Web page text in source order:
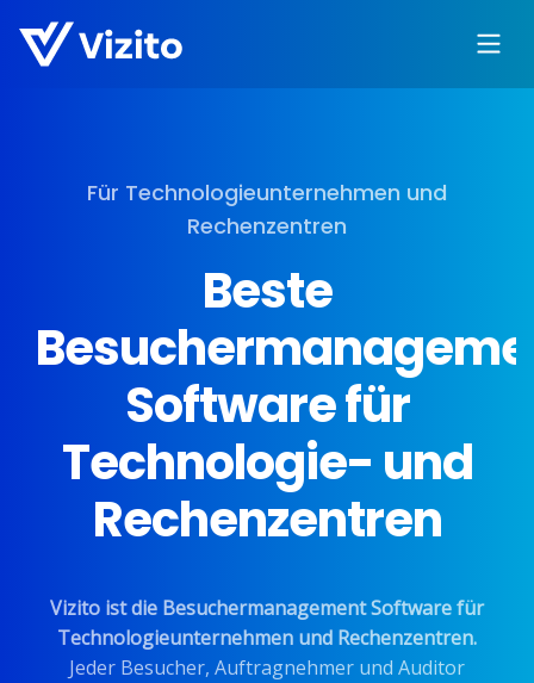
Für Technologieunternehmen und
Rechenzentren
Beste
Software für
Technologie- und
Rechenzentren
Vizito ist die Besuchermanagement Software für
Technologieunternehmen und Rechenzentren.
Jeder Besucher, Auftragnehmer und Auditor